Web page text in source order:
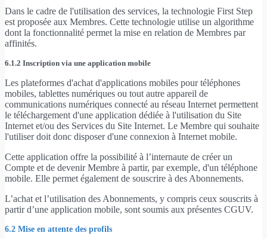
Dans le cadre de l'utilisation des services, la technologie First Step
est proposée aux Membres. Cette technologie utilise un algorithme
dont la fonctionnalité permet la mise en relation de Membres par
affinités.
6.1.2 Inscription via une application mobile
Les plateformes d'achat d'applications mobiles pour téléphones
mobiles, tablettes numériques ou tout autre appareil de
communications numériques connecté au réseau Internet permettent
le téléchargement d'une application dédiée à l'utilisation du Site
Internet et/ou des Services du Site Internet. Le Membre qui souhaite
l'utiliser doit donc disposer d'une connexion à Internet mobile.
Cette application offre la possibilité à l’internaute de créer un
Compte et de devenir Membre à partir, par exemple, d'un téléphone
mobile. Elle permet également de souscrire à des Abonnements.
L’achat et l’utilisation des Abonnements, y compris ceux souscrits à
partir d’une application mobile, sont soumis aux présentes CGUV.
6.2 Mise en attente des profils